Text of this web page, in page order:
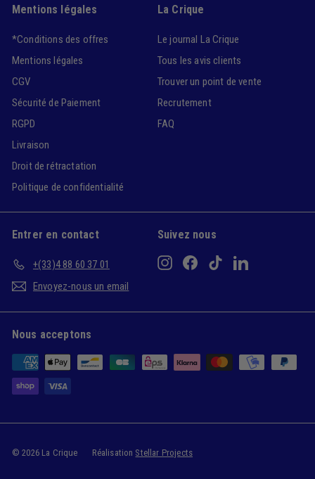
Mentions légales
*Conditions des offres
Mentions légales
CGV
Sécurité de Paiement
RGPD
Livraison
Droit de rétractation
Politique de confidentialité
La Crique
Le journal La Crique
Tous les avis clients
Trouver un point de vente
Recrutement
FAQ
Entrer en contact
+(33)4 88 60 37 01
Envoyez-nous un email
Suivez nous
InstagramFacebookTikTokLinkedIn
Nous acceptons
© 2026 La Crique Réalisation Stellar Projects